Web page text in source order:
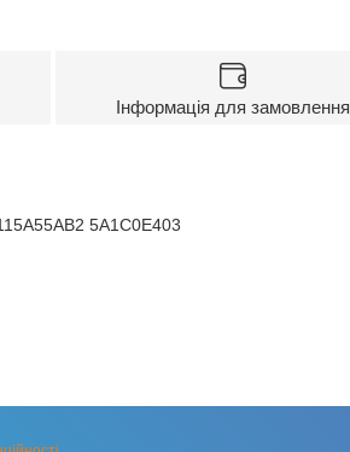
Інформація для замовлення
5A1C0E403